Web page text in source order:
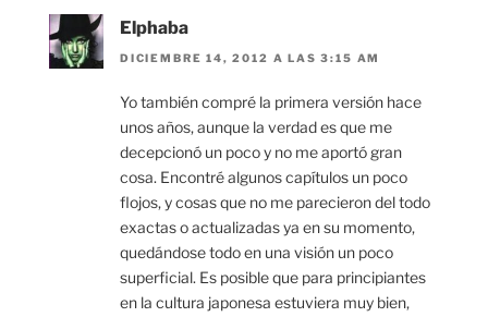
Elphaba
DICIEMBRE 14, 2012 A LAS 3:15 AM
Yo también compré la primera versión hace
unos años, aunque la verdad es que me
decepcionó un poco y no me aportó gran
cosa. Encontré algunos capítulos un poco
flojos, y cosas que no me parecieron del todo
exactas o actualizadas ya en su momento,
quedándose todo en una visión un poco
superficial. Es posible que para principiantes
en la cultura japonesa estuviera muy bien,